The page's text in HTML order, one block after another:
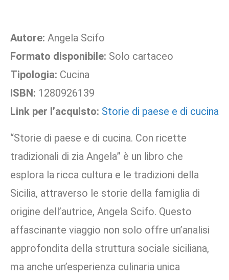
Autore: Angela Scifo
Formato disponibile: Solo cartaceo
Tipologia: Cucina
ISBN: 1280926139
Link per l’acquisto: Storie di paese e di cucina
“Storie di paese e di cucina. Con ricette
tradizionali di zia Angela” è un libro che
esplora la ricca cultura e le tradizioni della
Sicilia, attraverso le storie della famiglia di
origine dell’autrice, Angela Scifo. Questo
affascinante viaggio non solo offre un’analisi
approfondita della struttura sociale siciliana,
ma anche un’esperienza culinaria unica